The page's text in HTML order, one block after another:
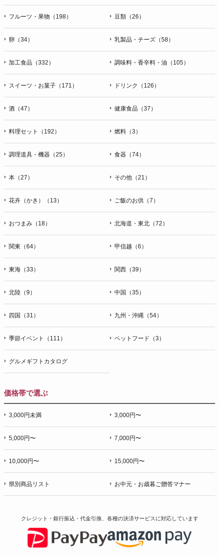
フルーツ・果物（198） 豆類（26）
卵（34） 乳製品・チーズ（58）
加工食品（332） 調味料・香辛料・油（105）
スイーツ・お菓子（171） ドリンク（126）
酒（47） 健康食品（37）
料理セット（192） 燃料（3）
調理道具・機器（25） 食器（74）
本（27） その他（21）
花卉（かき）（13） ご飯のお供（7）
おつまみ（18） 北海道・東北（72）
関東（64） 甲信越（6）
東海（33） 関西（39）
北陸（9） 中国（35）
四国（31） 九州・沖縄（54）
季節イベント（111） ペットフード（3）
グルメギフトカタログ
価格帯で選ぶ
3,000円未満 3,000円〜
5,000円〜 7,000円〜
10,000円〜 15,000円〜
県別商品リスト お中元・お歳暮ご贈答マナー
クレジット・銀行振込・代金引換、各種の決済サービスに対応しています